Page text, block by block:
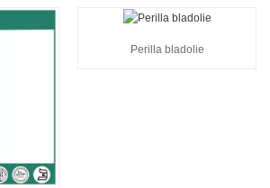
Perilla bladolie